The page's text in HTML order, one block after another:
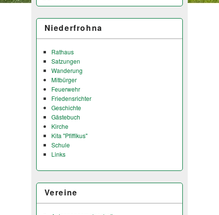
Niederfrohna
Rathaus
Satzungen
Wanderung
Mitbürger
Feuerwehr
Friedensrichter
Geschichte
Gästebuch
Kirche
Kita "Pfiffikus"
Schule
Links
Vereine